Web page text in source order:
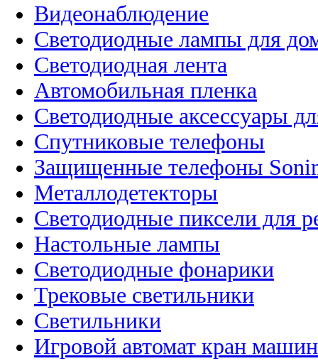
Видеонаблюдение
Светодиодные лампы для
Светодиодная лента
Автомобильная пленка
Светодиодные аксессуары
Спутниковые телефоны
Защищенные телефоны
Металлодетекторы
Светодиодные пиксели для
Настольные лампы
Светодиодные фонарики
Трековые светильники
Светильники
Игровой автомат кран